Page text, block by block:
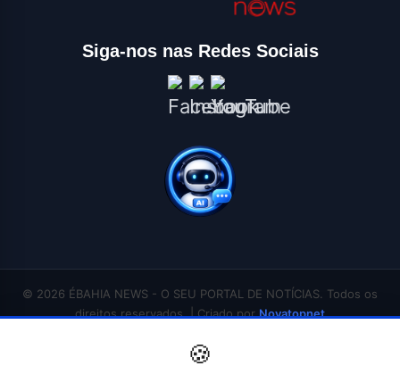
Siga-nos nas Redes Sociais
© 2026 ÉBAHIA NEWS - O SEU PORTAL DE NOTÍCIAS. Todos os
direitos reservados. | Criado porNovatopnet
ECONOMIA
🍪